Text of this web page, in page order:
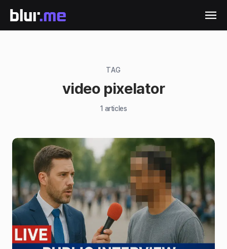
TAG
video pixelator
1 articles